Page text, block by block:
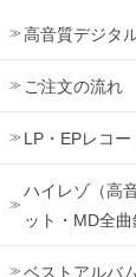
高音質デジタ
ご注文の流れ
LP・EPレコ
ハイレゾ（高
ット・MD全
ベストアルバ